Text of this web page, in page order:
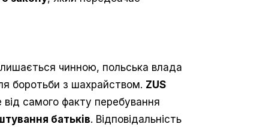
чинною, польська влада
боротьби з шахрайством. ZUS
самого факту перебування
батьків. Відповідальність